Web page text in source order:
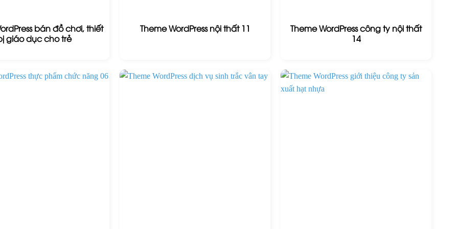
bán đồ chơi, thiết
giáo dục cho trẻ
Theme WordPress nội thất 11
Theme WordPress công ty nội thất
14